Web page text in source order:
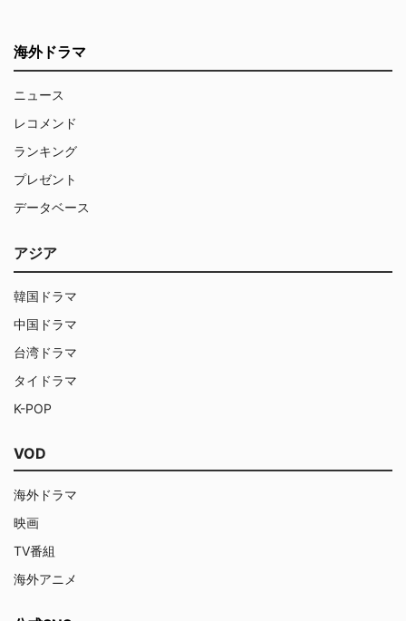
海外ドラマ
ニュース
レコメンド
ランキング
プレゼント
データベース
アジア
韓国ドラマ
中国ドラマ
台湾ドラマ
タイドラマ
K-POP
VOD
海外ドラマ
映画
TV番組
海外アニメ